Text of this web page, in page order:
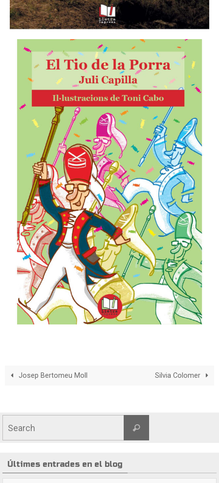
Josep Bertomeu Moll Silvia Colomer
Últimes entrades en el blog